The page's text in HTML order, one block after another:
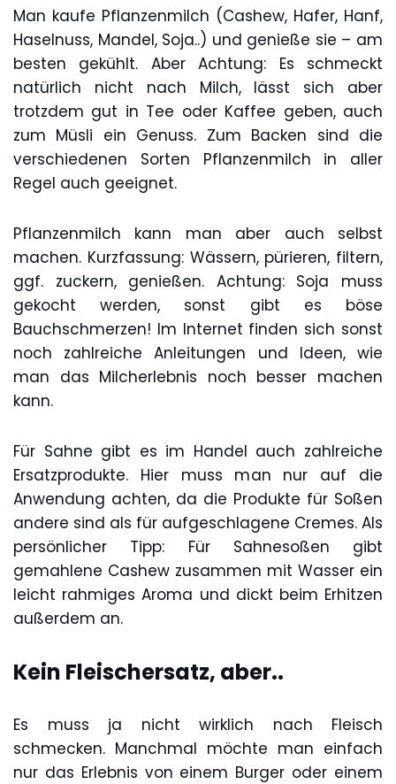
Man kaufe Pflanzenmilch (Cashew, Hafer, Hanf,
Haselnuss, Mandel, Soja..) und genieße sie – am
besten gekühlt. Aber Achtung: Es schmeckt
natürlich nicht nach Milch, lässt sich aber
trotzdem gut in Tee oder Kaffee geben, auch
zum Müsli ein Genuss. Zum Backen sind die
verschiedenen Sorten Pflanzenmilch in aller
Regel auch geeignet.
Pflanzenmilch kann man aber auch selbst
machen. Kurzfassung: Wässern, pürieren, filtern,
ggf. zuckern, genießen. Achtung: Soja muss
gekocht werden, sonst gibt es böse
Bauchschmerzen! Im Internet finden sich sonst
noch zahlreiche Anleitungen und Ideen, wie
man das Milcherlebnis noch besser machen
kann.
Für Sahne gibt es im Handel auch zahlreiche
Ersatzprodukte. Hier muss man nur auf die
Anwendung achten, da die Produkte für Soßen
andere sind als für aufgeschlagene Cremes. Als
persönlicher Tipp: Für Sahnesoßen gibt
gemahlene Cashew zusammen mit Wasser ein
leicht rahmiges Aroma und dickt beim Erhitzen
außerdem an.
Kein Fleischersatz, aber..
Es muss ja nicht wirklich nach Fleisch
schmecken. Manchmal möchte man einfach
nur das Erlebnis von einem Burger oder einem